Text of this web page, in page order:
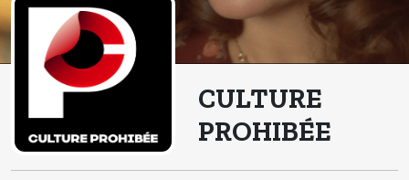
CULTURE
PROHIBÉE